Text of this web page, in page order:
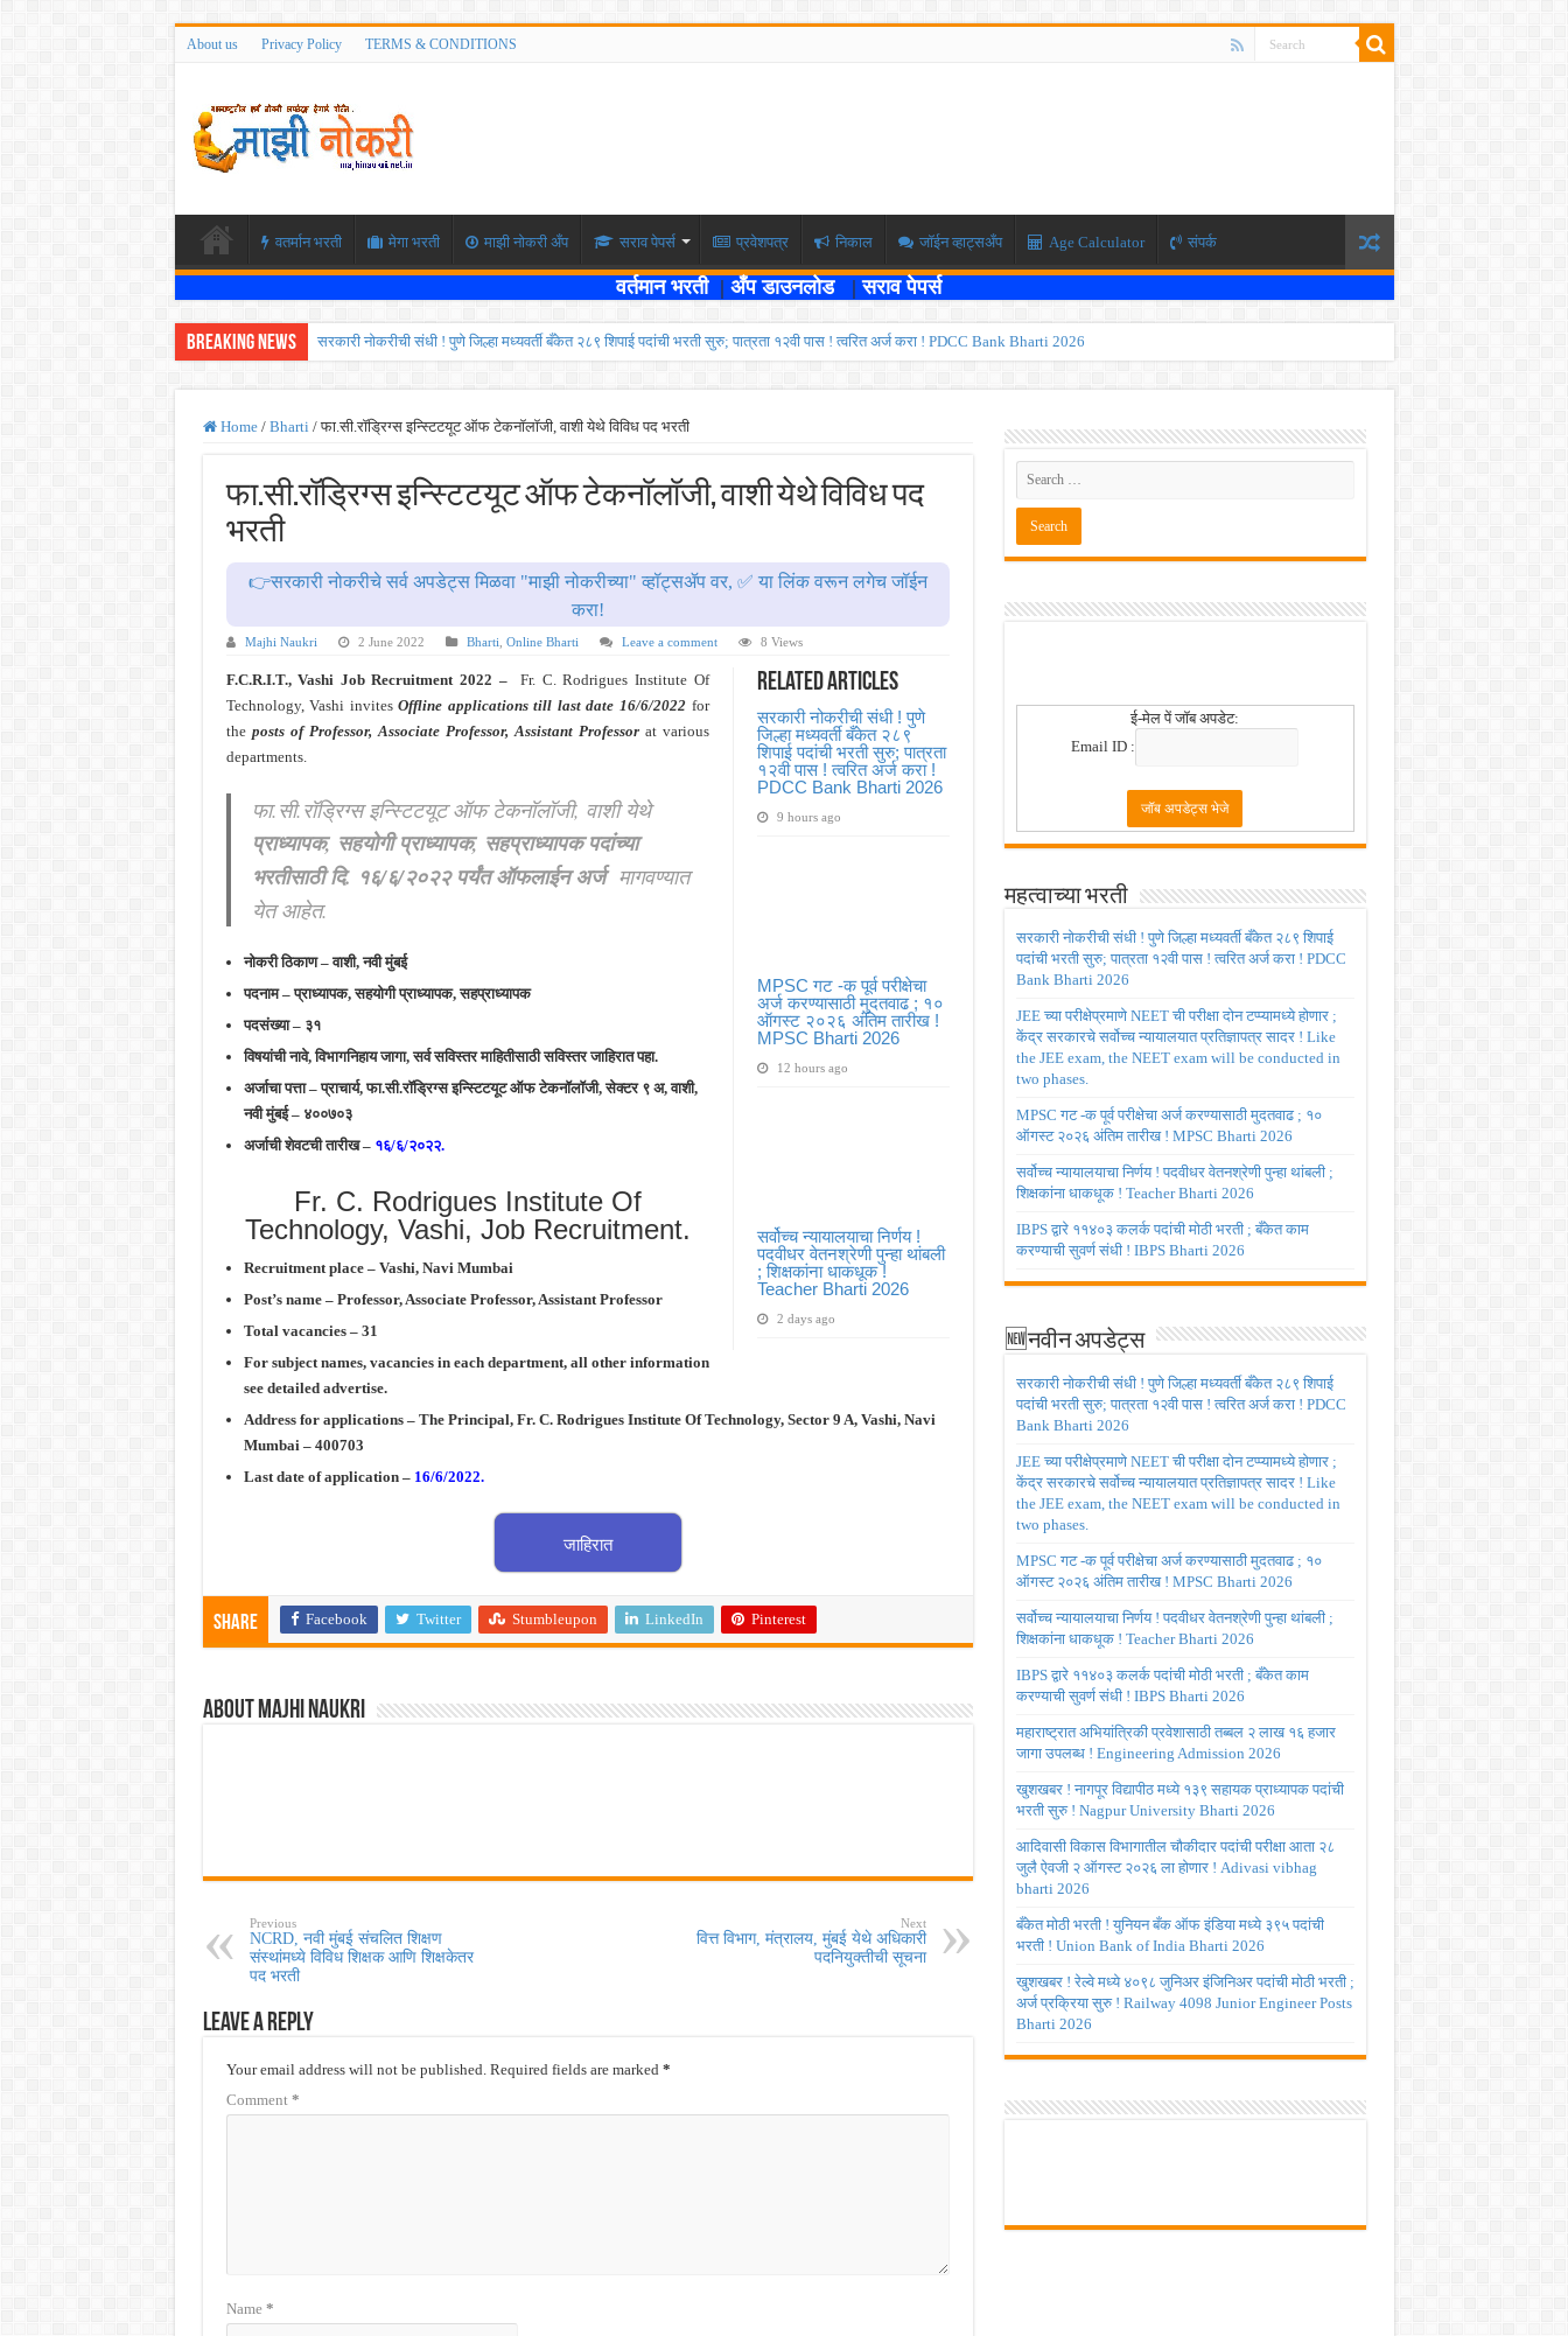
About us Privacy Policy TERMS & CONDITIONS
वतर्मान भरती मेगा भरती माझी नोकरी अँप सराव पेपर्स प्रवेशपत्र निकाल जॉईन व्हाट्सअँप Age Calculator संपर्क
वर्तमान भरती | अँप डाउनलोड |सराव पेपर्स
Breaking News सरकारी नोकरीची संधी ! पुणे जिल्हा मध्यवर्ती बँकेत २८९ शिपाई पदांची भरती सुरु; पात्रता १२वी पास ! त्वरित अर्ज करा ! PDCC Bank Bharti 2026
MPSC गट -क पूर्व परीक्षेचा अर्ज करण्यासाठी मुदतवाढ ; १० ऑगस्ट २०२६ अंतिम तारीख ! MPSC Bharti 2026
IBPS द्वारे ११४०३ कलर्क पदांची मोठी भरती ; बँकेत काम करण्याची सुवर्ण संधी ! IBPS Bharti 2026
खुशखबर ! नागपूर विद्यापीठ मध्ये १३९ सहायक प्राध्यापक पदांची भरती सुरु ! Nagpur University Bharti 2026
आदिवासी विकास विभागातील चौकीदार पदांची परीक्षा आता २८ जुलै ऐवजी २ ऑगस्ट २०२६ ला होणार ! Adivasi vibhag bharti 2026
बँकेत मोठी भरती ! युनियन बँक ऑफ इंडिया मध्ये ३९५ पदांची भरती ! Union Bank of India Bharti 2026
खुशखबर ! रेल्वे मध्ये ४०९८ जुनिअर इंजिनिअर पदांची मोठी भरती ; अर्ज प्रक्रिया सुरु ! Railway 4098 Junior Engineer Posts Bharti 2026
Home / Bharti / फा.सी.रॉड्रिग्स इन्स्टिटयूट ऑफ टेकनॉलॉजी, वाशी येथे विविध पद भरती
फा.सी.रॉड्रिग्स इन्स्टिटयूट ऑफ टेकनॉलॉजी, वाशी येथे विविध पद
भरती
👉सरकारी नोकरीचे सर्व अपडेट्स मिळवा "माझी नोकरीच्या" व्हॉट्सॲप वर, ✅ या लिंक वरून लगेच जॉईन
करा!
Majhi Naukri 2 June 2022 Bharti Online Bharti Leave a comment 8 Views
Related Articles
सरकारी नोकरीची संधी ! पुणे
जिल्हा मध्यवर्ती बँकेत २८९
शिपाई पदांची भरती सुरु; पात्रता
१२वी पास ! त्वरित अर्ज करा !
PDCC Bank Bharti 2026
9 hours ago
MPSC गट -क पूर्व परीक्षेचा
अर्ज करण्यासाठी मुदतवाढ ; १०
ऑगस्ट २०२६ अंतिम तारीख !
MPSC Bharti 2026
12 hours ago
सर्वोच्च न्यायालयाचा निर्णय !
पदवीधर वेतनश्रेणी पुन्हा थांबली
; शिक्षकांना धाकधूक !
Teacher Bharti 2026
2 days ago
F.C.R.I.T., Vashi Job Recruitment 2022 – Fr. C. Rodrigues Institute Of
Technology, Vashi invitesOffline applications till last date 16/6/2022 for
the posts of Professor, Associate Professor, Assistant Professor at various
departments.
फा.सी.रॉड्रिग्स इन्स्टिटयूट ऑफ टेकनॉलॉजी, वाशी येथे
प्राध्यापक, सहयोगी प्राध्यापक, सहप्राध्यापक पदांच्या
भरतीसाठी दि. १६/६/२०२२ पर्यंतऑफलाईनअर्ज मागवण्यात
येत आहेत.
नोकरी ठिकाण – वाशी, नवी मुंबई
पदनाम – प्राध्यापक, सहयोगी प्राध्यापक, सहप्राध्यापक
पदसंख्या – ३१
विषयांची नावे, विभागनिहाय जागा, सर्व सविस्तर माहितीसाठी सविस्तर जाहिरात पहा.
अर्जाचा पत्ता – प्राचार्य, फा.सी.रॉड्रिग्स इन्स्टिटयूट ऑफ टेकनॉलॉजी, सेक्टर ९ अ, वाशी,
नवी मुंबई – ४००७०३
अर्जाची शेवटची तारीख – १६/६/२०२२.
Fr. C. Rodrigues Institute Of
Technology, Vashi, Job Recruitment.
Recruitment place – Vashi, Navi Mumbai
Post’s name – Professor, Associate Professor, Assistant Professor
Total vacancies – 31
For subject names, vacancies in each department, all other information
see detailed advertise.
Address for applications – The Principal, Fr. C. Rodrigues Institute Of Technology, Sector 9 A, Vashi, Navi
Mumbai – 400703
Last date of application – 16/6/2022.
जाहिरात
Share Facebook Twitter Stumbleupon LinkedIn Pinterest
About Majhi Naukri
Previous
NCRD, नवी मुंबई संचलित शिक्षण
संस्थांमध्ये विविध शिक्षक आणि शिक्षकेतर
पद भरती
Next
वित्त विभाग, मंत्रालय, मुंबई येथे अधिकारी
पदनियुक्तीची सूचना
Leave a Reply
Your email address will not be published. Required fields are marked *
Comment *
Name *
ई-मेल पें जॉब अपडेट:
Email ID :
महत्वाच्या भरती
सरकारी नोकरीची संधी ! पुणे जिल्हा मध्यवर्ती बँकेत २८९ शिपाई
पदांची भरती सुरु; पात्रता १२वी पास ! त्वरित अर्ज करा ! PDCC
Bank Bharti 2026
JEE च्या परीक्षेप्रमाणे NEET ची परीक्षा दोन टप्प्यामध्ये होणार ;
केंद्र सरकारचे सर्वोच्च न्यायालयात प्रतिज्ञापत्र सादर ! Like
the JEE exam, the NEET exam will be conducted in
two phases.
MPSC गट -क पूर्व परीक्षेचा अर्ज करण्यासाठी मुदतवाढ ; १०
ऑगस्ट २०२६ अंतिम तारीख ! MPSC Bharti 2026
सर्वोच्च न्यायालयाचा निर्णय ! पदवीधर वेतनश्रेणी पुन्हा थांबली ;
शिक्षकांना धाकधूक ! Teacher Bharti 2026
IBPS द्वारे ११४०३ कलर्क पदांची मोठी भरती ; बँकेत काम
करण्याची सुवर्ण संधी ! IBPS Bharti 2026
🆕नवीन अपडेट्स
सरकारी नोकरीची संधी ! पुणे जिल्हा मध्यवर्ती बँकेत २८९ शिपाई
पदांची भरती सुरु; पात्रता १२वी पास ! त्वरित अर्ज करा ! PDCC
Bank Bharti 2026
JEE च्या परीक्षेप्रमाणे NEET ची परीक्षा दोन टप्प्यामध्ये होणार ;
केंद्र सरकारचे सर्वोच्च न्यायालयात प्रतिज्ञापत्र सादर ! Like
the JEE exam, the NEET exam will be conducted in
two phases.
MPSC गट -क पूर्व परीक्षेचा अर्ज करण्यासाठी मुदतवाढ ; १०
ऑगस्ट २०२६ अंतिम तारीख ! MPSC Bharti 2026
सर्वोच्च न्यायालयाचा निर्णय ! पदवीधर वेतनश्रेणी पुन्हा थांबली ;
शिक्षकांना धाकधूक ! Teacher Bharti 2026
IBPS द्वारे ११४०३ कलर्क पदांची मोठी भरती ; बँकेत काम
करण्याची सुवर्ण संधी ! IBPS Bharti 2026
महाराष्ट्रात अभियांत्रिकी प्रवेशासाठी तब्बल २ लाख १६ हजार
जागा उपलब्ध ! Engineering Admission 2026
खुशखबर ! नागपूर विद्यापीठ मध्ये १३९ सहायक प्राध्यापक पदांची
भरती सुरु ! Nagpur University Bharti 2026
आदिवासी विकास विभागातील चौकीदार पदांची परीक्षा आता २८
जुलै ऐवजी २ ऑगस्ट २०२६ ला होणार ! Adivasi vibhag
bharti 2026
बँकेत मोठी भरती ! युनियन बँक ऑफ इंडिया मध्ये ३९५ पदांची
भरती ! Union Bank of India Bharti 2026
खुशखबर ! रेल्वे मध्ये ४०९८ जुनिअर इंजिनिअर पदांची मोठी भरती ;
अर्ज प्रक्रिया सुरु ! Railway 4098 Junior Engineer Posts
Bharti 2026